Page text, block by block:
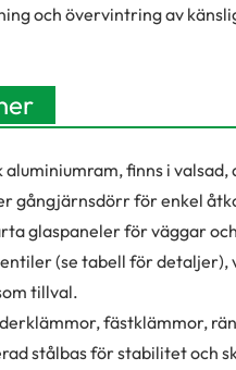
och övervintring av
aluminiumram, finns i
gångjärnsdörr för enkel
glaspaneler för väggar
(se tabell för
tillval.
fästklämmor,
stålbas för stabilitet och